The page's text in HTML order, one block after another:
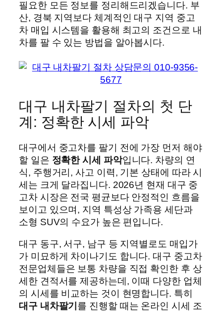
필요한 모든 정보를 정리해드리겠습니다. 부
산, 경북 지역보다 체계적인 대구 지역 중고
차 매입 시스템을 활용해 최고의 조건으로 내
차를 팔 수 있는 방법을 알아봅시다.
대구 내차팔기 절차의 첫 단
계: 정확한 시세 파악
대구에서 중고차를 팔기 전에 가장 먼저 해야
할 일은 정확한 시세 파악입니다. 차량의 연
식, 주행거리, 사고 이력, 기본 상태에 따라 시
세는 크게 달라집니다. 2026년 현재 대구 중
고차 시장은 전국 평균보다 안정적인 흐름을
보이고 있으며, 지역 특성상 가족용 세단과
소형 SUV의 수요가 높은 편입니다.
대구 동구, 서구, 남구 등 지역별로도 매입가
가 미묘하게 차이나기도 합니다. 대구 중고차
전문업체들은 보통 차량을 직접 확인한 후 상
세한 견적서를 제공하는데, 이때 다양한 업체
의 시세를 비교하는 것이 현명합니다. 특히
대구 내차팔기 를 진행할 때는 온라인 시세 조